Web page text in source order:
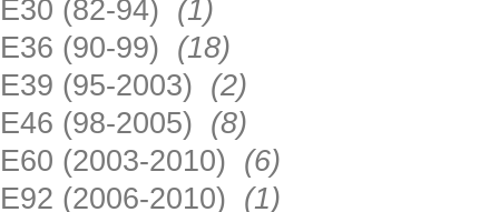
E30 (82-94) (1)
E36 (90-99) (18)
E39 (95-2003) (2)
E46 (98-2005) (8)
E60 (2003-2010) (6)
E92 (2006-2010) (1)